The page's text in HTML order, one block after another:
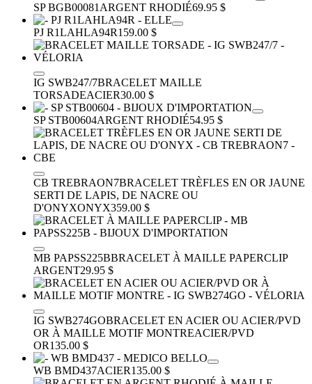
SP BGB00081 ARGENT RHODIÉ69.95 $
PJ R1LAHLA94R159.00 $
IG SWB247/7BRACELET MAILLE
TORSADEACIER30.00 $
SP STB00604ARGENT RHODIÉ54.95 $
CB TREBRAON7BRACELET TRÈFLES EN OR JAUNE
SERTI DE LAPIS, DE NACRE OU
D'ONYXONYX359.00 $
MB PAPSS225BBRACELET À MAILLE PAPERCLIP
ARGENT29.95 $
IG SWB274GOBRACELET EN ACIER OU ACIER/PVD
OR À MAILLE MOTIF MONTREACIER/PVD
OR135.00 $
WB BMD437ACIER135.00 $